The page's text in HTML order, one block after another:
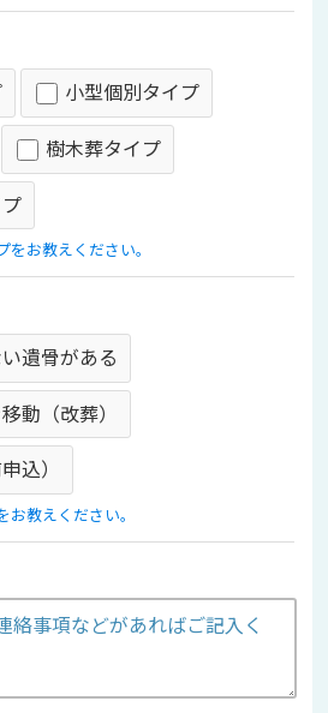
小型個別タイプ
樹木葬タイプ
お教えください。
遺骨がある
動（改葬）
込）
教えください。